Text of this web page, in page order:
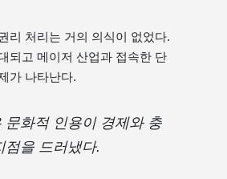
리 처리는 거의 의식이 없었다.
되고 메이저 산업과 접속한 단
가 나타난다.
문화적 인용이 경제와 충
점을 드러냈다.